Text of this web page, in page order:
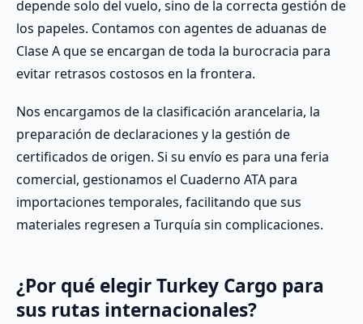
depende solo del vuelo, sino de la correcta gestión de
los papeles. Contamos con agentes de aduanas de
Clase A que se encargan de toda la burocracia para
evitar retrasos costosos en la frontera.
Nos encargamos de la clasificación arancelaria, la
preparación de declaraciones y la gestión de
certificados de origen. Si su envío es para una feria
comercial, gestionamos el Cuaderno ATA para
importaciones temporales, facilitando que sus
materiales regresen a Turquía sin complicaciones.
¿Por qué elegir Turkey Cargo para
sus rutas internacionales?